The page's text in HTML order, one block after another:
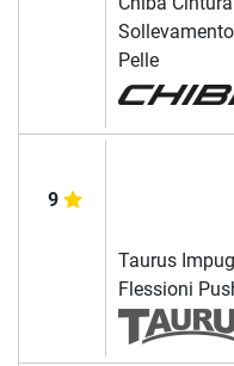
Pelle
9
Taurus
Flessioni